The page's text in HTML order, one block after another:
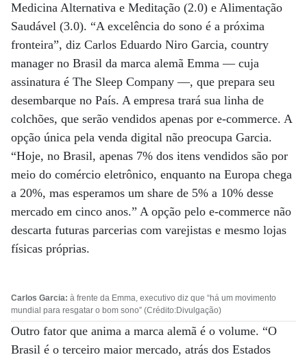
Medicina Alternativa e Meditação (2.0) e Alimentação
Saudável (3.0). “A excelência do sono é a próxima
fronteira”, diz Carlos Eduardo Niro Garcia, country
manager no Brasil da marca alemã Emma — cuja
assinatura é The Sleep Company —, que prepara seu
desembarque no País. A empresa trará sua linha de
colchões, que serão vendidos apenas por e-commerce. A
opção única pela venda digital não preocupa Garcia.
“Hoje, no Brasil, apenas 7% dos itens vendidos são por
meio do comércio eletrônico, enquanto na Europa chega
a 20%, mas esperamos um share de 5% a 10% desse
mercado em cinco anos.” A opção pelo e-commerce não
descarta futuras parcerias com varejistas e mesmo lojas
físicas próprias.
Carlos Garcia: à frente da Emma, executivo diz que “há um movimento
mundial para resgatar o bom sono” (Crédito:Divulgação)
Outro fator que anima a marca alemã é o volume. “O
Brasil é o terceiro maior mercado, atrás dos Estados